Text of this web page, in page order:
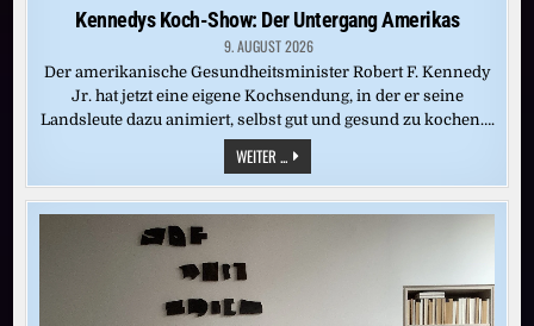
in
Kennedys Koch-Show: Der Untergang Amerikas
9. AUGUST 2026
Der amerikanische Gesundheitsminister Robert F. Kennedy
Jr. hat jetzt eine eigene Kochsendung, in der er seine
Landsleute dazu animiert, selbst gut und gesund zu kochen….
WEITER ...KENNEDYS
KOCH-
SHOW:
DER
UNTERGANG